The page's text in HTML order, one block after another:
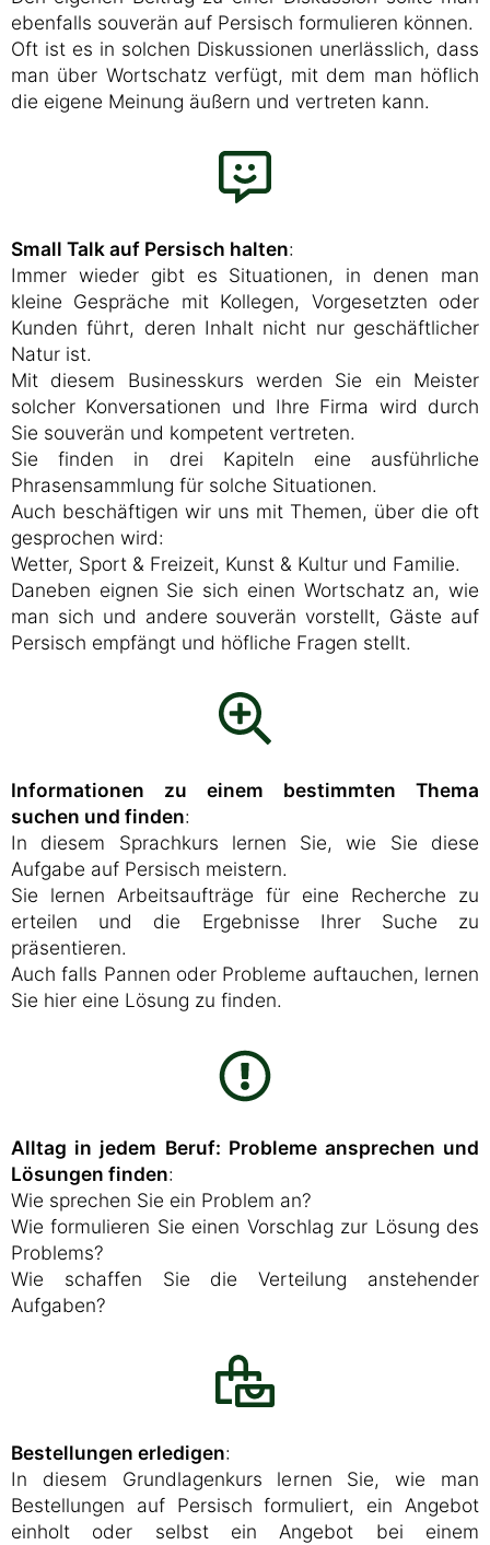
ebenfalls souverän auf Persisch formulieren können.
Oft ist es in solchen Diskussionen unerlässlich, dass
man über Wortschatz verfügt, mit dem man höflich
die eigene Meinung äußern und vertreten kann.
Small Talk auf Persisch halten:
Immer wieder gibt es Situationen, in denen man
kleine Gespräche mit Kollegen, Vorgesetzten oder
Kunden führt, deren Inhalt nicht nur geschäftlicher
Natur ist.
Mit diesem Businesskurs werden Sie ein Meister
solcher Konversationen und Ihre Firma wird durch
Sie souverän und kompetent vertreten.
Sie finden in drei Kapiteln eine ausführliche
Phrasensammlung für solche Situationen.
Auch beschäftigen wir uns mit Themen, über die oft
gesprochen wird:
Wetter, Sport & Freizeit, Kunst & Kultur und Familie.
Daneben eignen Sie sich einen Wortschatz an, wie
man sich und andere souverän vorstellt, Gäste auf
Persisch empfängt und höfliche Fragen stellt.
Informationen zu einem bestimmten Thema
suchen und finden:
In diesem Sprachkurs lernen Sie, wie Sie diese
Aufgabe auf Persisch meistern.
Sie lernen Arbeitsaufträge für eine Recherche zu
erteilen und die Ergebnisse Ihrer Suche zu
präsentieren.
Auch falls Pannen oder Probleme auftauchen, lernen
Sie hier eine Lösung zu finden.
Alltag in jedem Beruf: Probleme ansprechen und
Lösungen finden:
Wie sprechen Sie ein Problem an?
Wie formulieren Sie einen Vorschlag zur Lösung des
Problems?
Wie schaffen Sie die Verteilung anstehender
Aufgaben?
Bestellungen erledigen:
In diesem Grundlagenkurs lernen Sie, wie man
Bestellungen auf Persisch formuliert, ein Angebot
einholt oder selbst ein Angebot bei einem